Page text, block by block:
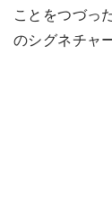
ことをつづっ
のシグネチャ